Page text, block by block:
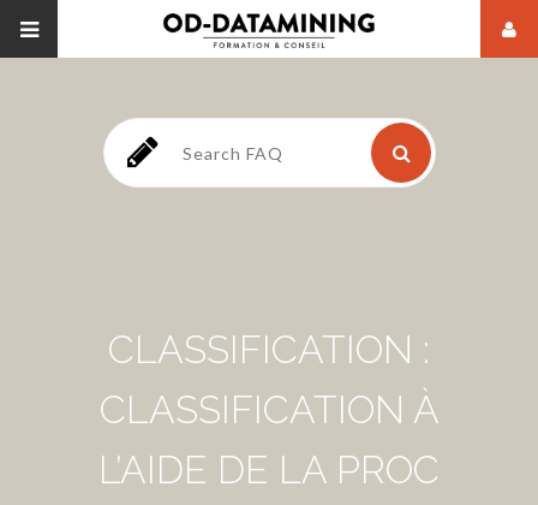
CLASSIFICATION :
CLASSIFICATION À
L’AIDE DE LA PROC